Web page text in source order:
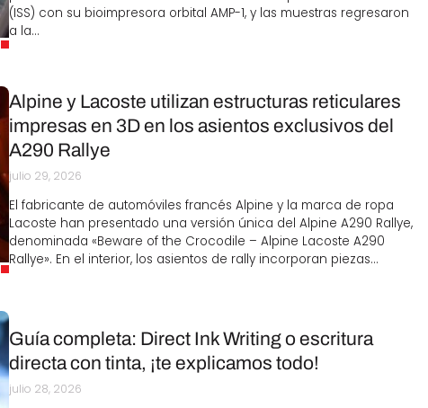
(ISS) con su bioimpresora orbital AMP-1, y las muestras regresaron
a la…
Alpine y Lacoste utilizan estructuras reticulares
impresas en 3D en los asientos exclusivos del
A290 Rallye
julio 29, 2026
El fabricante de automóviles francés Alpine y la marca de ropa
Lacoste han presentado una versión única del Alpine A290 Rallye,
denominada «Beware of the Crocodile – Alpine Lacoste A290
Rallye». En el interior, los asientos de rally incorporan piezas…
Guía completa: Direct Ink Writing o escritura
directa con tinta, ¡te explicamos todo!
julio 28, 2026